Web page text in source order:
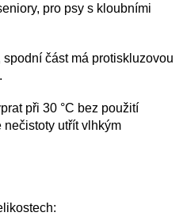
pro psy s kloubními
část má protiskluzovou
při 30 °C bez použití
nečistoty utřít vlhkým